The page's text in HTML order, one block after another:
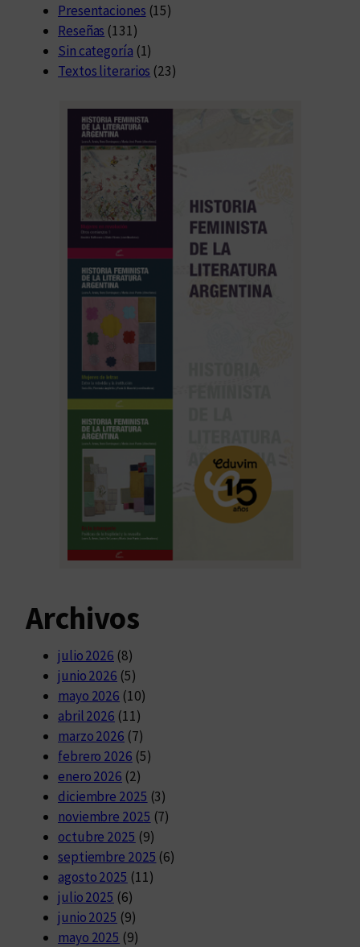
Presentaciones (15)
Reseñas (131)
Sin categoría (1)
Textos literarios (23)
Archivos
julio 2026 (8)
junio 2026 (5)
mayo 2026 (10)
abril 2026 (11)
marzo 2026 (7)
febrero 2026 (5)
enero 2026 (2)
diciembre 2025 (3)
noviembre 2025 (7)
octubre 2025 (9)
septiembre 2025 (6)
agosto 2025 (11)
julio 2025 (6)
junio 2025 (9)
mayo 2025 (9)